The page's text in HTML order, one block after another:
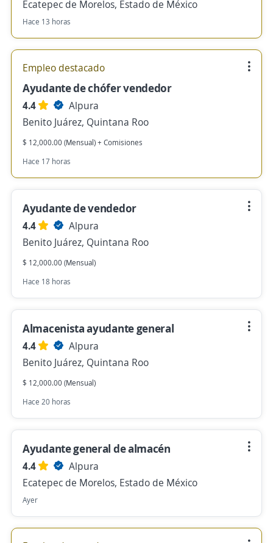
Ecatepec de Morelos, Estado de México
Hace 13 horas
Empleo destacado
Ayudante de chófer vendedor
4.4
Alpura
Benito Juárez, Quintana Roo
$ 12,000.00 (Mensual) + Comisiones
Hace 17 horas
Ayudante de vendedor
4.4
Alpura
Benito Juárez, Quintana Roo
$ 12,000.00 (Mensual)
Hace 18 horas
Almacenista ayudante general
4.4
Alpura
Benito Juárez, Quintana Roo
$ 12,000.00 (Mensual)
Hace 20 horas
Ayudante general de almacén
4.4
Alpura
Ecatepec de Morelos, Estado de México
Ayer